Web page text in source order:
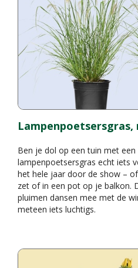
Ben je dol op een tuin met
lampenpoetsersgras echt iets
het hele jaar door de show –
zet of in een pot op je balkon.
pluimen dansen mee met de
meteen iets luchtigs.